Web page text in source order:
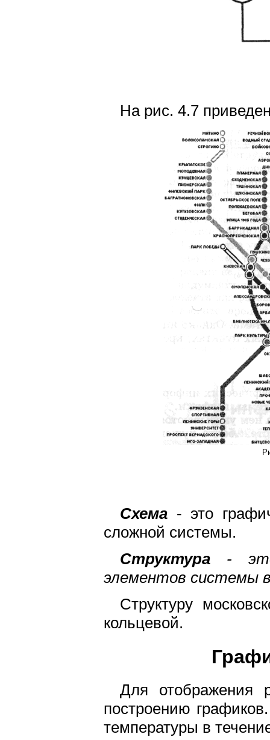
На рис. 4.7
Схема- это
сложной системы.
Структура- это
элементов системы
Структуру
кольцевой.
Для отображения
построению
температуры в